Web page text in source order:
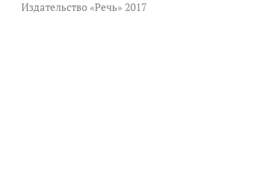
Издательство «Речь» 2017